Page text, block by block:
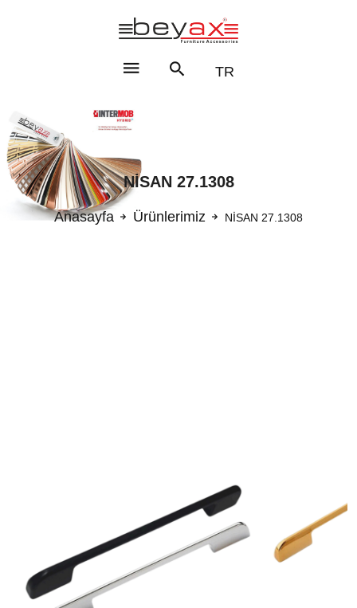
TR
NİSAN 27.1308
Anasayfa Ürünlerimiz NİSAN 27.1308